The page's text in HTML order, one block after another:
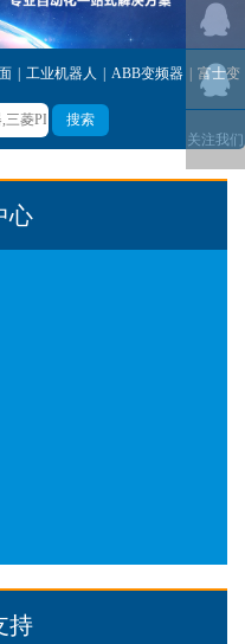
工业机器人 ABB变频器 富士变
搜索
心
持
关注我们